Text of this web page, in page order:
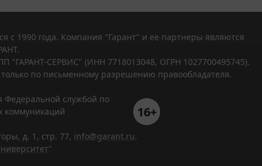
с 1990 года. Компания "Гарант" и ее партнеры являются
"ГАРАНТ-СЕРВИС" (ИНН 7718013048, ОГРН 1027700495745).
по письменному разрешению правообладателя.
Федеральной службой по
коммуникаций
16+
д. 1, стр. 77, info@garant.ru.
"